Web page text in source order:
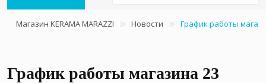
Магазин KERAMA MARAZZI Новости График работы
График работы магазина 23